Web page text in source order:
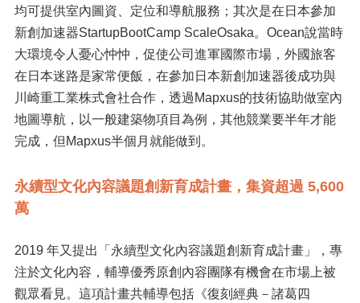
均可提供室內圖資、定位和導航服務；其次是在日本參加
新創加速器StartupBootCamp ScaleOsaka。Ocean說當時
大環境令人憂心忡忡，促使公司進軍國際市場，外國旅客
在日本迷路是家常便飯，在參加日本新創加速器後成功與
川崎重工業株式會社合作，透過Mapxus的技術協助做室內
地圖導航，以一般建築物項目為例，其他競業要半年才能
完成，但Mapxus半個月就能做到。
永續型文化內容議題創新育成計畫，集資超過 5,600
萬
2019 年又提出「永續型文化內容議題創新育成計畫」，專
注於文化內容，輔導優秀原創內容團隊有機會在市場上被
觀眾看見。這項計畫共輔導包括《復刻經典－諸葛四